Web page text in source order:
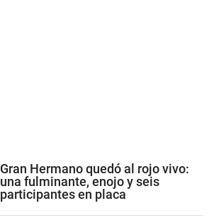
Gran Hermano quedó al rojo vivo:
una fulminante, enojo y seis
participantes en placa